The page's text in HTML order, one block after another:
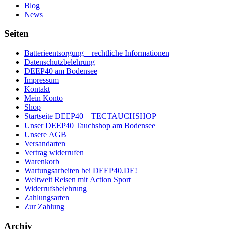
Blog
News
Seiten
Batterieentsorgung – rechtliche Informationen
Datenschutzbelehrung
DEEP40 am Bodensee
Impressum
Kontakt
Mein Konto
Shop
Startseite DEEP40 – TECTAUCHSHOP
Unser DEEP40 Tauchshop am Bodensee
Unsere AGB
Versandarten
Vertrag widerrufen
Warenkorb
Wartungsarbeiten bei DEEP40.DE!
Weltweit Reisen mit Action Sport
Widerrufsbelehrung
Zahlungsarten
Zur Zahlung
Archiv